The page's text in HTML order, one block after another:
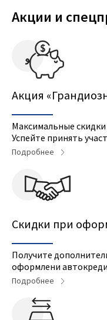
Акции и
Акция
Максимальные
Успейте принять
Подробнее
Скидки при
Получите
оформлени
Подробнее